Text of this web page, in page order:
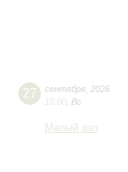
27 сентября 2026
15:00 Вс
Малый зал